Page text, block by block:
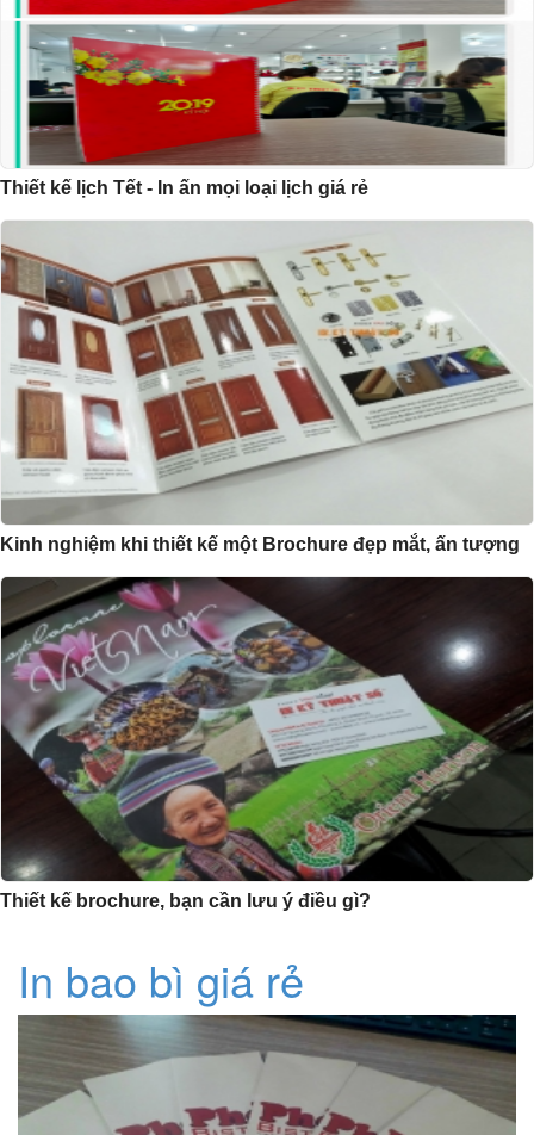
Thiết kế lịch Tết - In ấn mọi loại lịch giá rẻ
Kinh nghiệm khi thiết kế một Brochure đẹp mắt, ấn tượng
Thiết kế brochure, bạn cần lưu ý điều gì?
In bao bì giá rẻ